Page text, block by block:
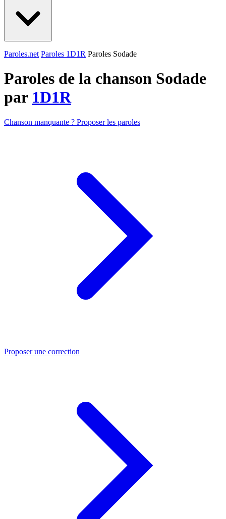
Paroles.net Paroles 1D1R Paroles Sodade
Paroles de la chanson Sodade
par 1D1R
Chanson manquante ? Proposer les paroles
Proposer une correction